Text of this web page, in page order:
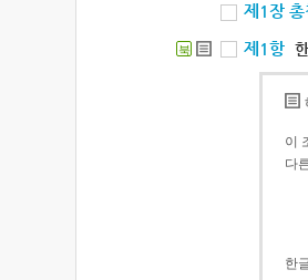
제1장 총
북 제1항
이
다
한